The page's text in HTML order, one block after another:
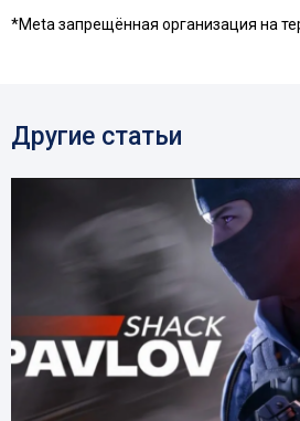
*Meta запрещённая организация на
Другие статьи